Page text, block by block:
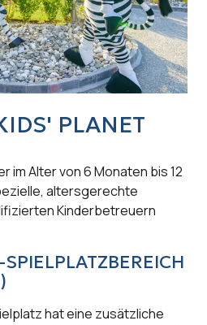
PLANET
im Alter von 6 Monaten bis 12
altersgerechte
Kinderbetreuern
hat eine zusätzliche